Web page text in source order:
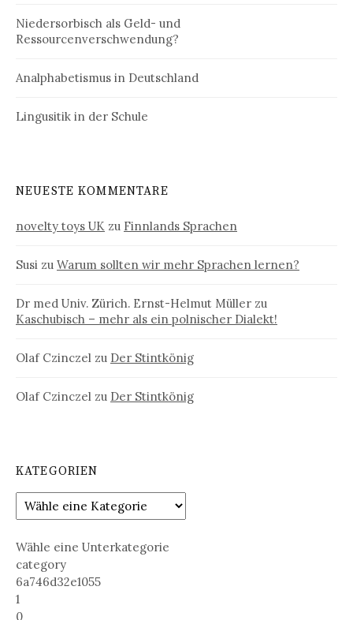
Niedersorbisch als Geld- und
Ressourcenverschwendung?
Analphabetismus in Deutschland
Lingusitik in der Schule
NEUESTE KOMMENTARE
novelty toys UK zu Finnlands Sprachen
Susi zu Warum sollten wir mehr Sprachen lernen?
Dr med Univ. Zürich. Ernst-Helmut Müller zu
Kaschubisch – mehr als ein polnischer Dialekt!
Olaf Czinczel zu Der Stintkönig
Olaf Czinczel zu Der Stintkönig
KATEGORIEN
Wähle eine Unterkategorie
category
6a746d32e1055
1
0